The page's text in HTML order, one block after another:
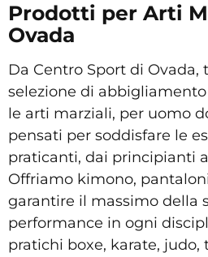
Prodotti per Arti
Ovada
Da Centro Sport di Ovada,
selezione di
le arti marziali, per uomo
pensati per soddisfare le
praticanti, dai principianti
Offriamo kimono,
garantire il massimo della
performance in ogni
pratichi boxe, karate, judo,